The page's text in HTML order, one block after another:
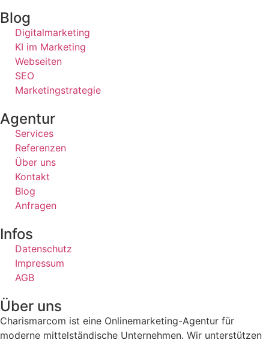
Blog
Digitalmarketing
KI im Marketing
Webseiten
SEO
Marketingstrategie
Agentur
Services
Referenzen
Über uns
Kontakt
Blog
Anfragen
Infos
Datenschutz
Impressum
AGB
Über uns
Charismarcom ist eine Onlinemarketing-Agentur für
moderne mittelständische Unternehmen. Wir unterstützen